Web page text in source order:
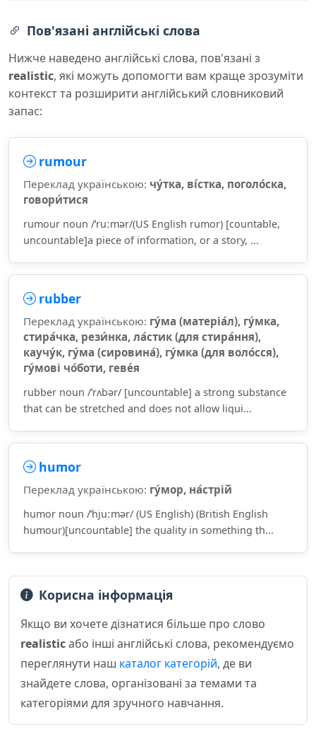
Пов'язані англійські слова
Нижче наведено англійські слова, пов'язані з
realistic, які можуть допомогти вам краще зрозуміти
контекст та розширити англійський словниковий
запас:
rumour
Переклад українською: чу́тка, ві́стка, поголо́ска,
говори́тися
rumour noun /ˈruːmər/(US English rumor) [countable,
uncountable]a piece of information, or a story, ...
rubber
Переклад українською: гу́ма (матеріа́л), гу́мка,
стира́чка, рези́нка, ла́стик (для стира́ння),
каучу́к, гу́ма (сировина́), гу́мка (для воло́сся),
гу́мові чо́боти, геве́я
rubber noun /ˈrʌbər/ [uncountable] a strong substance
that can be stretched and does not allow liqui...
humor
Переклад українською: гу́мор, на́стрій
humor noun /ˈhjuːmər/ (US English) (British English
humour)[uncountable] the quality in something th...
Корисна інформація
Якщо ви хочете дізнатися більше про слово
realisticабо інші англійські слова, рекомендуємо
переглянути наш каталог категорій, де ви
знайдете слова, організовані за темами та
категоріями для зручного навчання.